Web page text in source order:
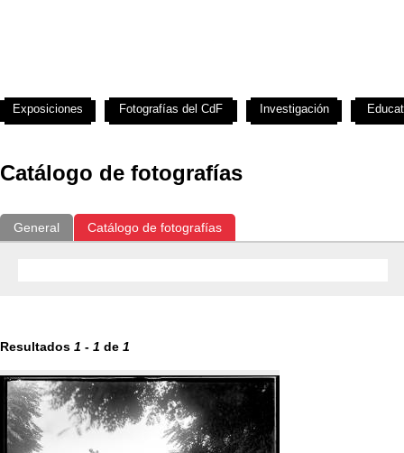
Catálogo de fotografías
General Catálogo de fotografías
Resultados 1 - 1 de 1
Exposiciones Fotografías del CdF Investigación